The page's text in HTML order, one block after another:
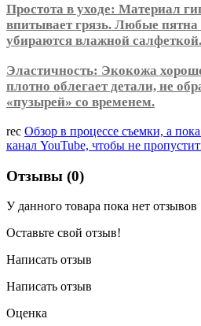
Простота в уходе: Материал
впитывает грязь. Любые
убираются влажной салфеткой.
Эластичность: Экокожа
плотно облегает детали, не
«пузырей» со временем.
rec Обзор в процессе съемки, а
канал YouTube, чтобы не
Отзывы (0)
У данного товара пока нет отзывов
Оставьте свой отзыв!
Написать отзыв
Написать отзыв
Оценка